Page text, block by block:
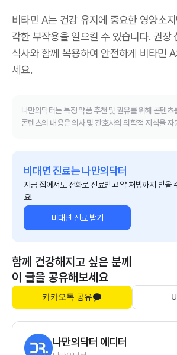
비타민 A는 건강 유지에 중요한 영양소
각한 부작용을 일으킬 수 있습니다. 권장
식사와 함께 복용하여 안전하게 비타민
세요.
나만의닥터는 특정 약품 추천 및 권유를 위해 콘텐츠
콘텐츠의 내용은 의사 및 간호사의 의학적 지식을 자
비대면 진료는 나만의닥터
지금 집에서도 전화로 진료받고 약 처방까지 받을
요!
비대면 진료 받기
함께 건강해지고 싶은 분께
이 글을 공유해보세요
카카오톡 공유
나만의닥터 에디터